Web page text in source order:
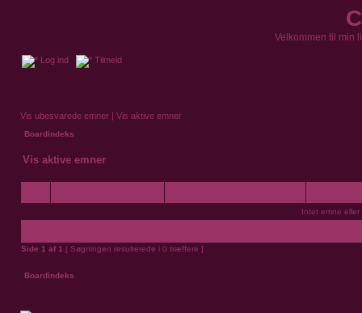
Velkommen til min
Log ind Tilmeld
Vis ubesvarede emner | Vis aktive emner
Boardindeks
Vis aktive emner
Intet emne
Side 1 af1 [ Søgningen resulterede i 0 træffere ]
Boardindeks